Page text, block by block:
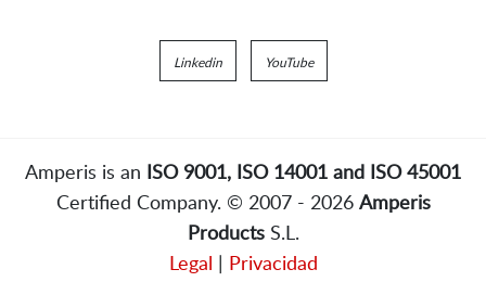
Linkedin YouTube
Amperis is an ISO 9001, ISO 14001 and ISO 45001
Certified Company. © 2007 - 2026 Amperis
ProductsS.L.
Legal | Privacidad